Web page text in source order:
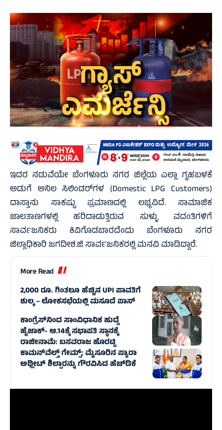
ಇದರ ನಡುವೆಯೇ ಬೆಂಗಳೂರು ನಗರ ಜಿಲ್ಲೆಯ ಎಲ್ಲಾ ಗೃಹಬಳಕೆ
ಅಡುಗೆ ಅನಿಲ ಸಿಲಿಂಡರ್‌ಗಳ (Domestic LPG Customers)
ದಾಸ್ತಾನು ಸಾಕಷ್ಟು ಪ್ರಮಾಣದಲ್ಲಿ ಲಭ್ಯವಿದೆ. ಸಾಮಾಜಿಕ
ಜಾಲತಾಣಗಳಲ್ಲಿ ಹರಿದಾಡುತ್ತಿರುವ ಸುಳ್ಳು ವದಂತಿಗಳಿಗೆ
ಸಾರ್ವಜನಿಕರು ಕಿವಿಗೊಡಬಾರದೆಂದು ಬೆಂಗಳೂರು ನಗರ
ಜಿಲ್ಲಾಧಿಕಾರಿ ಜಗದೀಶ.ಜಿ ಸಾರ್ವಜನಿಕರಲ್ಲಿ ಮನವಿ ಮಾಡಿದ್ದಾರೆ.
More Read
2,000 ರೂ. ಗಿಂತಲೂ ಹೆಚ್ಚಿನ UPI ಪಾವತಿಗೆ
ಶುಲ್ಕ – ಲೋಕಸಭೆಯಲ್ಲಿ ಮಸೂದೆ ಪಾಸ್‌
ಕಾಂಗ್ರೆಸ್‌ನಿಂದ ಸಾಂವಿಧಾನಿಕ ಹುದ್ದೆ
ಹೈಜಾಕ್‌- ಆ.14ಕ್ಕೆ ಸಭಾಪತಿ ಸ್ಥಾನಕ್ಕೆ
ರಾಜೀನಾಮೆ: ಬಸವರಾಜ ಹೊರಟ್ಟಿ
ಕಾಮನ್‌ವೆಲ್ತ್ ಗೇಮ್ಸ್‌; ಮೈಸೂರಿನ ಪ್ಯಾರಾ
ಅಥ್ಲೀಟ್ ಶಿಲ್ಪಾರನ್ನು ಗೌರವಿಸಿದ ಹೆಚ್‌ಡಿಕೆ